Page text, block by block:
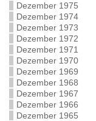
Dezember 1975
Dezember 1974
Dezember 1973
Dezember 1972
Dezember 1971
Dezember 1970
Dezember 1969
Dezember 1968
Dezember 1967
Dezember 1966
Dezember 1965